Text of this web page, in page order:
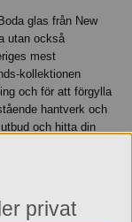
glas från New
utan också
mest
kollektionen
och för att förgylla
hantverk och
och hitta din
eller någon du bryr
hem.
privat